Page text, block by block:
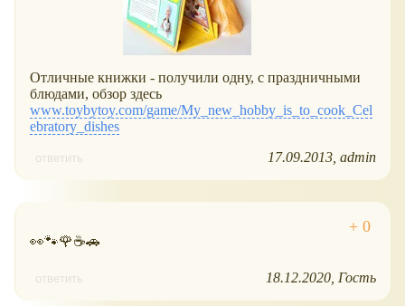
Отличные книжки - получили одну, с праздничными
блюдами, обзор здесь
www.toybytoy.com/game/My_new_hobby_is_to_cook_Cel
ebratory_dishes
ответить 17.09.2013 admin
👀🐾🌹☕🚗
ответить 18.12.2020 Гость